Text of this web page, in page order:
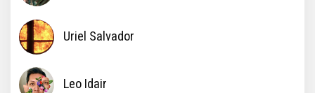
Uriel Salvador
Leo Idair